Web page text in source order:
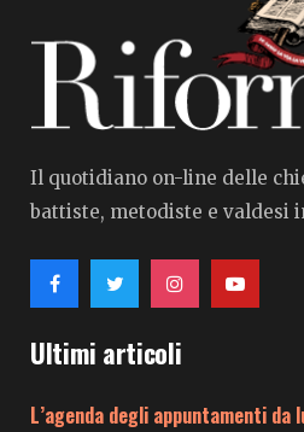
Il quotidiano on-line delle
battiste, metodiste e valdesi
Ultimi articoli
L’agenda degli appuntamenti